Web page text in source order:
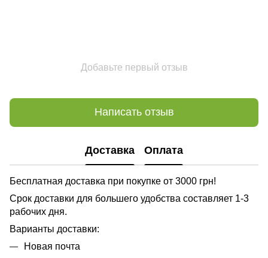
Добавьте первый отзыв
Написать отзыв
Доставка Оплата
Бесплатная доставка при покупке от 3000 грн!
Срок доставки для большего удобства составляет 1-3
рабочих дня.
Варианты доставки:
Новая почта